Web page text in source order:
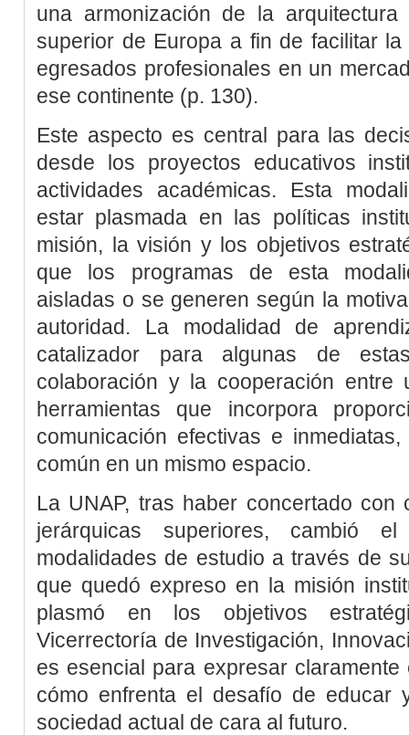
una armonización de la
superior de Europa a fin de facilitar
egresados profesionales en un
ese continente (p. 130).
Este aspecto es central para las
desde los proyectos educativos
actividades académicas. Esta
estar plasmada en las políticas
misión, la visión y los objetivos
que los programas de esta
aisladas o se generen según la
autoridad. La modalidad de
catalizador para algunas de
colaboración y la cooperación entre
herramientas que incorpora
comunicación efectivas e
común en un mismo espacio.
La UNAP, tras haber concertado
jerárquicas superiores, cambió
modalidades de estudio a través de
que quedó expreso en la misión
plasmó en los objetivos
Vicerrectoría de Investigación,
es esencial para expresar
cómo enfrenta el desafío de educar
sociedad actual de cara al futuro.